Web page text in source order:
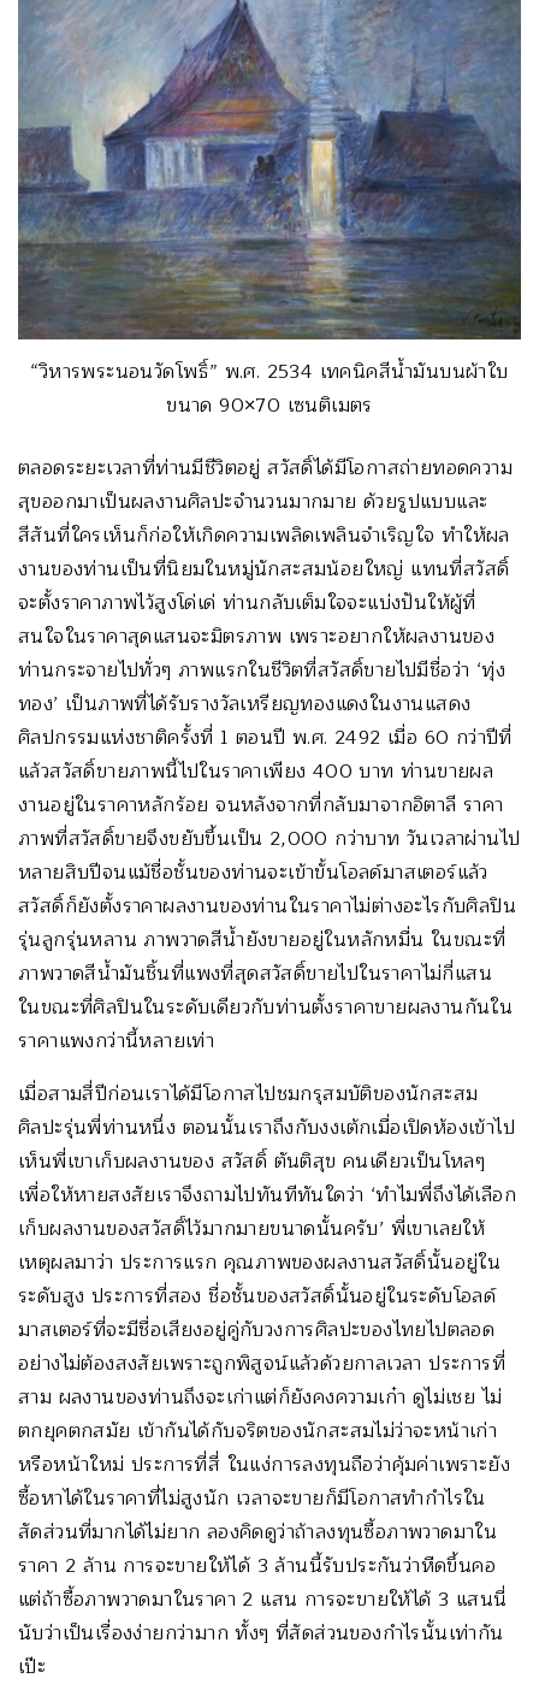
“วิหารพระนอนวัดโพธิ์” พ.ศ. 2534 เทคนิคสีน้ำมันบนผ้าใบ
ขนาด 90×70 เซนติเมตร
ตลอดระยะเวลาที่ท่านมีชีวิตอยู่ สวัสดิ์ได้มีโอกาสถ่ายทอดความ
สุขออกมาเป็นผลงานศิลปะจำนวนมากมาย ด้วยรูปแบบและ
สีสันที่ใครเห็นก็ก่อให้เกิดความเพลิดเพลินจำเริญใจ ทำให้ผล
งานของท่านเป็นที่นิยมในหมู่นักสะสมน้อยใหญ่ แทนที่สวัสดิ์
จะตั้งราคาภาพไว้สูงโด่เด่ ท่านกลับเต็มใจจะแบ่งปันให้ผู้ที่
สนใจในราคาสุดแสนจะมิตรภาพ เพราะอยากให้ผลงานของ
ท่านกระจายไปทั่วๆ ภาพแรกในชีวิตที่สวัสดิ์ขายไปมีชื่อว่า ‘ทุ่ง
ทอง’ เป็นภาพที่ได้รับรางวัลเหรียญทองแดงในงานแสดง
ศิลปกรรมแห่งชาติครั้งที่ 1 ตอนปี พ.ศ. 2492 เมื่อ 60 กว่าปีที่
แล้วสวัสดิ์ขายภาพนี้ไปในราคาเพียง 400 บาท ท่านขายผล
งานอยู่ในราคาหลักร้อย จนหลังจากที่กลับมาจากอิตาลี ราคา
ภาพที่สวัสดิ์ขายจึงขยับขึ้นเป็น 2,000 กว่าบาท วันเวลาผ่านไป
หลายสิบปีจนแม้ชื่อชั้นของท่านจะเข้าขั้นโอลด์มาสเตอร์แล้ว
สวัสดิ์ก็ยังตั้งราคาผลงานของท่านในราคาไม่ต่างอะไรกับศิลปิน
รุ่นลูกรุ่นหลาน ภาพวาดสีน้ำยังขายอยู่ในหลักหมื่น ในขณะที่
ภาพวาดสีน้ำมันชิ้นที่แพงที่สุดสวัสดิ์ขายไปในราคาไม่กี่แสน
ในขณะที่ศิลปินในระดับเดียวกับท่านตั้งราคาขายผลงานกันใน
ราคาแพงกว่านี้หลายเท่า
เมื่อสามสี่ปีก่อนเราได้มีโอกาสไปชมกรุสมบัติของนักสะสม
ศิลปะรุ่นพี่ท่านหนึ่ง ตอนนั้นเราถึงกับงงเต้กเมื่อเปิดห้องเข้าไป
เห็นพี่เขาเก็บผลงานของ สวัสดิ์ ตันติสุข คนเดียวเป็นโหลๆ
เพื่อให้หายสงสัยเราจึงถามไปทันทีทันใดว่า ‘ทำไมพี่ถึงได้เลือก
เก็บผลงานของสวัสดิ์ไว้มากมายขนาดนั้นครับ’ พี่เขาเลยให้
เหตุผลมาว่า ประการแรก คุณภาพของผลงานสวัสดิ์นั้นอยู่ใน
ระดับสูง ประการที่สอง ชื่อชั้นของสวัสดิ์นั้นอยู่ในระดับโอลด์
มาสเตอร์ที่จะมีชื่อเสียงอยู่คู่กับวงการศิลปะของไทยไปตลอด
อย่างไม่ต้องสงสัยเพราะถูกพิสูจน์แล้วด้วยกาลเวลา ประการที่
สาม ผลงานของท่านถึงจะเก่าแต่ก็ยังคงความเก๋า ดูไม่เชย ไม่
ตกยุคตกสมัย เข้ากันได้กับจริตของนักสะสมไม่ว่าจะหน้าเก่า
หรือหน้าใหม่ ประการที่สี่ ในแง่การลงทุนถือว่าคุ้มค่าเพราะยัง
ซื้อหาได้ในราคาที่ไม่สูงนัก เวลาจะขายก็มีโอกาสทำกำไรใน
สัดส่วนที่มากได้ไม่ยาก ลองคิดดูว่าถ้าลงทุนซื้อภาพวาดมาใน
ราคา 2 ล้าน การจะขายให้ได้ 3 ล้านนี้รับประกันว่าหืดขึ้นคอ
แต่ถ้าซื้อภาพวาดมาในราคา 2 แสน การจะขายให้ได้ 3 แสนนี่
นับว่าเป็นเรื่องง่ายกว่ามาก ทั้งๆ ที่สัดส่วนของกำไรนั้นเท่ากัน
เป๊ะ